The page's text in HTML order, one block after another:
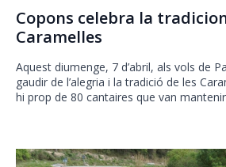
Copons celebra la
Caramelles
Aquest diumenge, 7 d’abril, als vols de
gaudir de l’alegria i la tradició de les
hi prop de 80 cantaires que van